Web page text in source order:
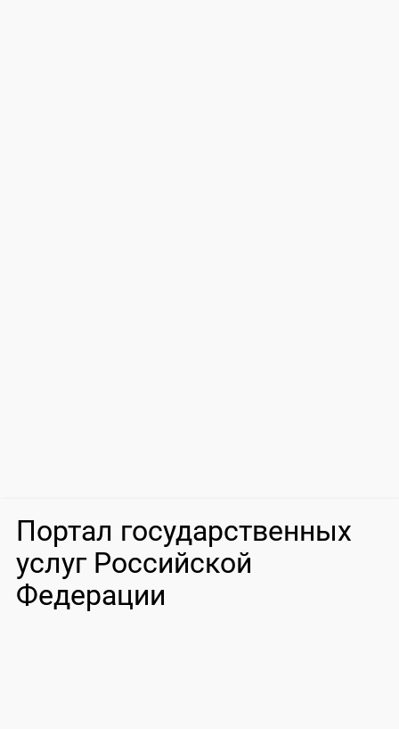
Портал государственных
услуг Российской
Федерации